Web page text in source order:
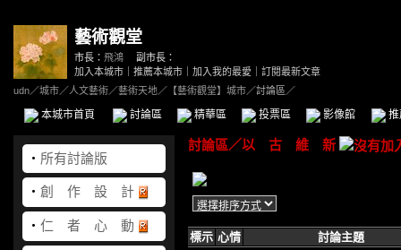
藝術觀堂
市長： 飛鴻
副市長：
加入本城市
推薦本城市 加入我的最愛
訂閱最新文章
udn／城市／人文藝術／藝術天地／ 【藝術觀堂】城市／討論區／
本城市首頁 討論區 精華區 投票區 影像館
‧ 所有討論版
‧ 創 作 設 計
‧ 仁 者 心 動
討論區／以 古 維 新
標示 心情 討論主題